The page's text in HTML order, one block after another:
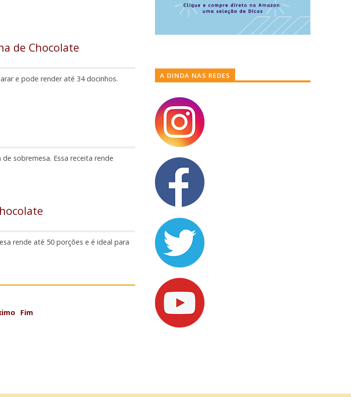
de Chocolate
e pode render até 34 docinhos.
sobremesa. Essa receita rende
rende até 50 porções e é ideal para
Fim
A DINDA NAS REDES